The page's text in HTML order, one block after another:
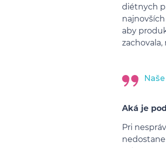
diétnych
aby
Aká je
Pri